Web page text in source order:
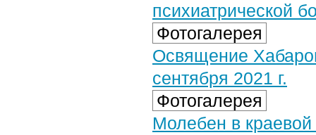
психиатрической
Фотогалерея
Освящение
сентября 2021 г.
Фотогалерея
Молебен в краевой